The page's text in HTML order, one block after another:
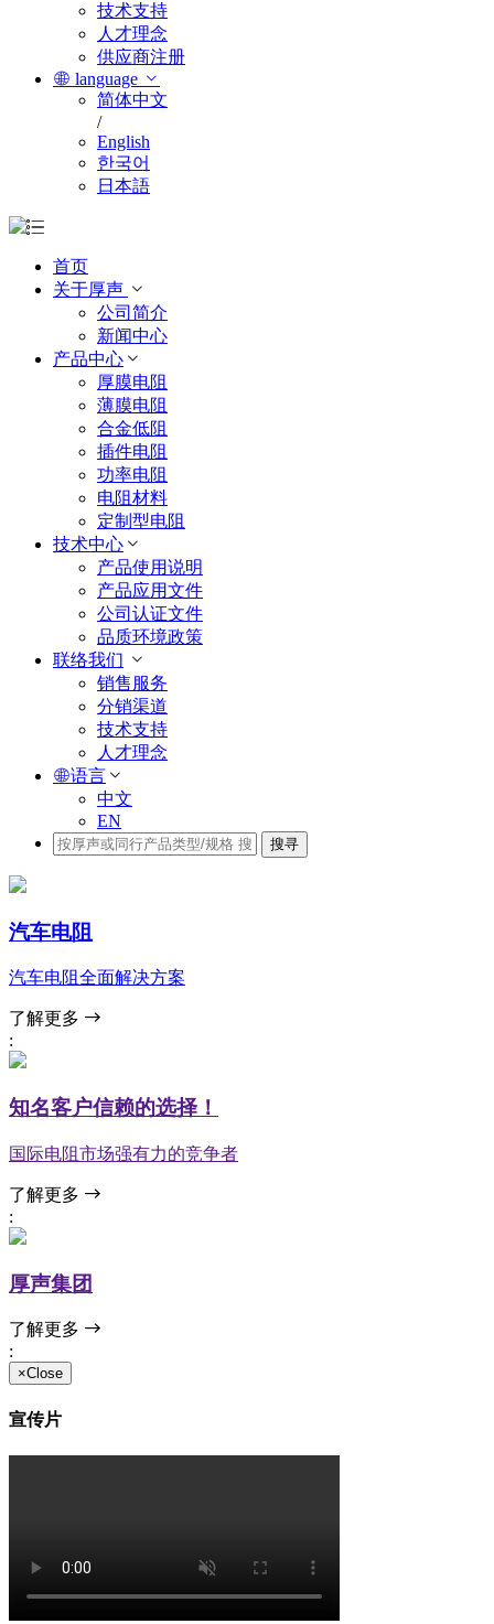
技术支持
人才理念
供应商注册
language
简体中文
/
English
한국어
日本語
首页
关于厚声
公司简介
新闻中心
产品中心
厚膜电阻
薄膜电阻
合金低阻
插件电阻
功率电阻
电阻材料
定制型电阻
技术中心
产品使用说明
产品应用文件
公司认证文件
品质环境政策
联络我们
销售服务
分销渠道
技术支持
人才理念
语言
中文
EN
搜寻
汽车电阻
汽车电阻全面解决方案
了解更多
:
知名客户信赖的选择！
国际电阻市场强有力的竞争者
了解更多
:
厚声集团
了解更多
:
×Close
宣传片